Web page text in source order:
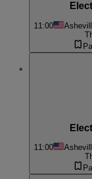
11:00
11:00